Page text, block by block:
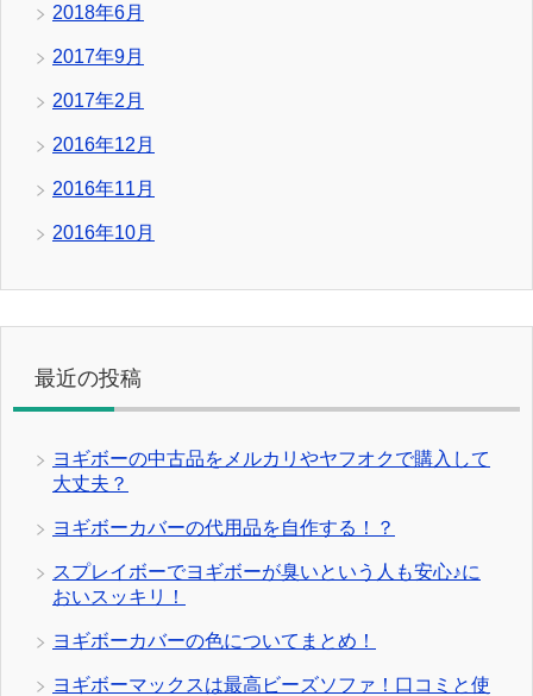
2018年6月
2017年9月
2017年2月
2016年12月
2016年11月
2016年10月
最近の投稿
ヨギボーの中古品をメルカリやヤフオクで購入して
大丈夫？
ヨギボーカバーの代用品を自作する！？
スプレイボーでヨギボーが臭いという人も安心♪に
おいスッキリ！
ヨギボーカバーの色についてまとめ！
ヨギボーマックスは最高ビーズソファ！口コミと使